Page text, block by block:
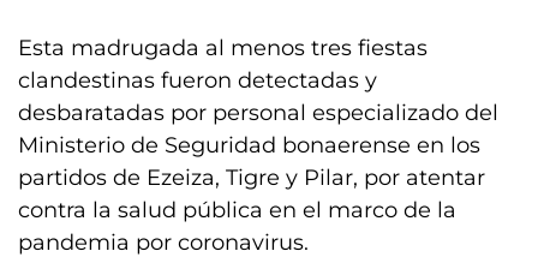
Esta madrugada al menos tres fiestas
clandestinas fueron detectadas y
desbaratadas por personal especializado del
Ministerio de Seguridad bonaerense en los
partidos de Ezeiza, Tigre y Pilar, por atentar
contra la salud pública en el marco de la
pandemia por coronavirus.